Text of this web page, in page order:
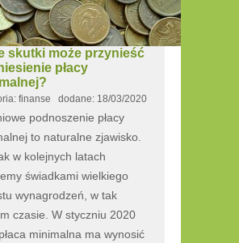
skutki może przynieść
płacy
finanse dodane: 18/03/2020
podnoszenie płacy
to naturalne zjawisko.
w kolejnych latach
świadkami wielkiego
wynagrodzeń, w tak
czasie. W styczniu 2020
minimalna ma wynosić